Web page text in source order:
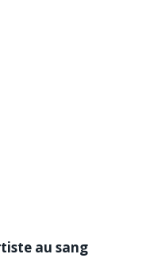
au sang